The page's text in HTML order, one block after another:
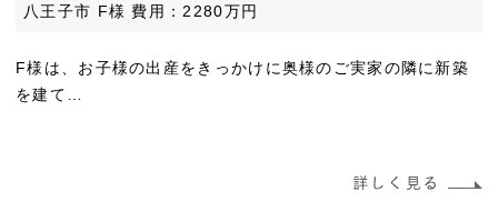
八王子市 F様 費用：2280万円
F様は、お子様の出産をきっかけに奥様のご実家の隣に新築
を建て…